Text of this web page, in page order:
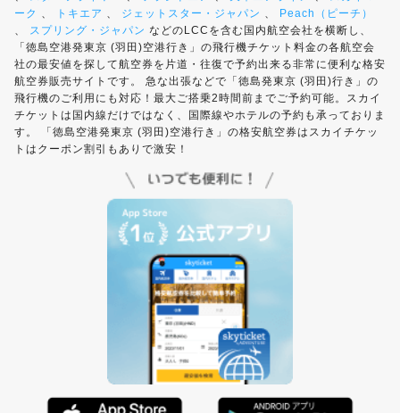
ーク 、 トキエア 、 ジェットスター・ジャパン 、
Peach（ピーチ）
、 スプリング・ジャパン などのLCCを含む国内航空会社を横断し、
「徳島空港発東京 (羽田)空港行き」の飛行機チケット料金の各航空会
社の最安値を探して航空券を片道・往復で予約出来る非常に便利な格安
航空券販売サイトです。 急な出張などで「徳島発東京 (羽田)行き」の
飛行機のご利用にも対応！最大ご搭乗2時間前までご予約可能。スカイ
チケットは国内線だけではなく、国際線やホテルの予約も承っておりま
す。 「徳島空港発東京 (羽田)空港行き」の格安航空券はスカイチケッ
トはクーポン割引もありで激安！